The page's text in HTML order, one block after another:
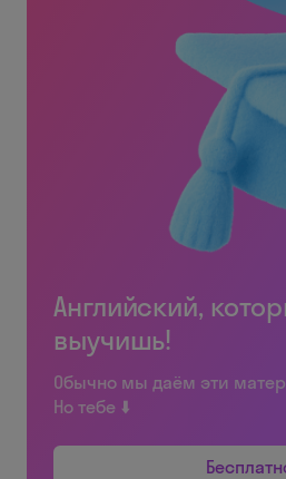
Английский,
выучишь!
Обычно мы даём эти
Но тебе ⬇️